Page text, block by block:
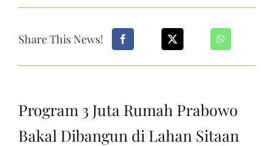
Share This News!
Program 3 Juta Rumah Prabowo
Bakal Dibangun di Lahan Sitaan